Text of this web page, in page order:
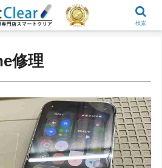
修理
検索